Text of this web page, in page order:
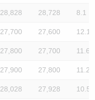
28,828 28,728 8.1
27,700 27,600 12.1
27,800 27,700 11.6
27,900 27,800 11.2
28,028 27,928 10.5